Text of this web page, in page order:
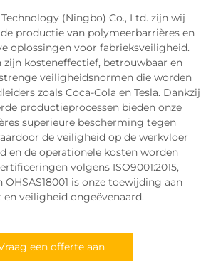
(Ningbo) Co., Ltd. zijn wij
productie van polymeerbarrières en
oplossingen voor fabrieksveiligheid.
zijn kosteneffectief, betrouwbaar en
veiligheidsnormen die worden
zoals Coca-Cola en Tesla. Dankzij
productieprocessen bieden onze
superieure bescherming tegen
de veiligheid op de werkvloer
en de operationele kosten worden
volgens ISO9001:2015,
OHSAS18001 is onze toewijding aan
veiligheid ongeëvenaard.
een offerte aan